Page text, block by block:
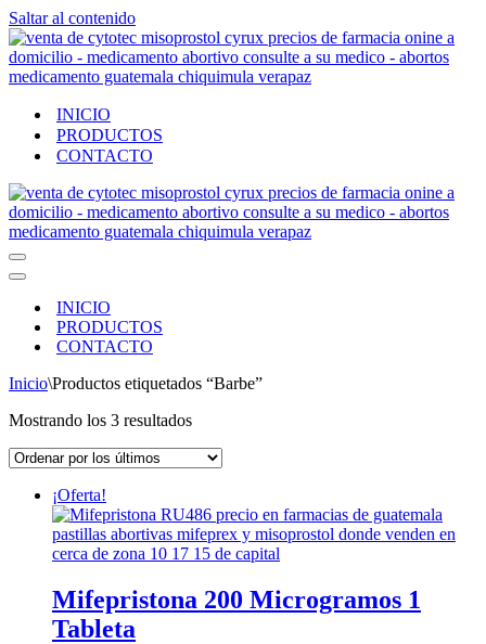
Saltar al contenido
INICIO
PRODUCTOS
CONTACTO
Menú
de
Menú
navegación
INICIO
PRODUCTOS
CONTACTO
Inicio\Productos etiquetados “Barbe”
Mostrando los 3 resultadosOrdenado
los
¡Oferta!
Mifepristona 200 Microgramos 1
Tableta